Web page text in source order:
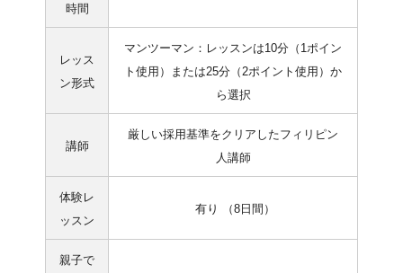
時間
レッス
ン形式
マンツーマン：レッスンは10分（1ポイン
ト使用）または25分（2ポイント使用）か
ら選択
講師
厳しい採用基準をクリアしたフィリピン
人講師
体験レ
ッスン
有り （8日間）
親子で